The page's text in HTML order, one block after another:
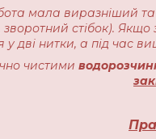
мала виразніший та
стібок).
у дві нитки, а під час
чистими